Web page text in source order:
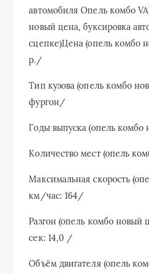
автомобиля Опель комбо
новый цена, буксировка
сцепке)Цена (опель комбо
р./
Тип кузова (опель комбо
фургон/
Годы выпуска (опель
Количество мест (опель
Максимальная скорость
км/час: 164/
Разгон (опель комбо новый
сек: 14,0 /
Объём двигателя (опель